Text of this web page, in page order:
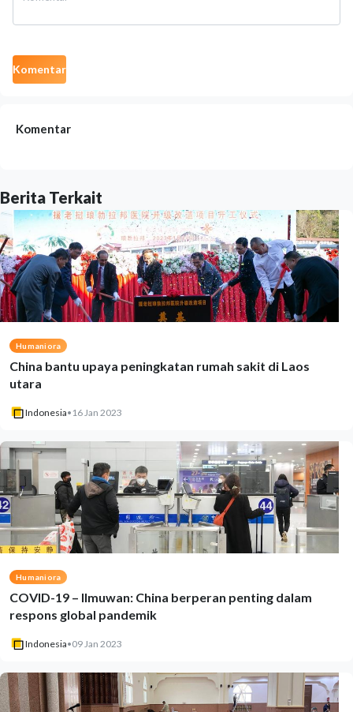
Komentar
Komentar
Berita Terkait
Humaniora
China bantu upaya peningkatan rumah sakit di Laos
utara
Indonesia• 16 Jan 2023
Humaniora
COVID-19 – Ilmuwan: China berperan penting dalam
respons global pandemik
Indonesia•09 Jan 2023